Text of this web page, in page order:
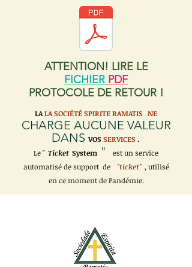
ATTENTION! LIRE LE
FICHIER PDF
PROTOCOLE DE RETOUR !
LALA SOCIÉTÉ SPIRITE RAMATIS NE
CHARGE AUCUNE VALEUR
DANS VOS SERVICES.
Le " Ticket System "
est un service
automatisé de support de
"ticket" , utilisé
en ce moment de Pandémie.